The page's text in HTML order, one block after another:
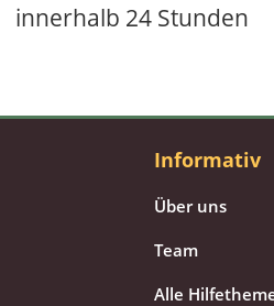
innerhalb 24 Stunden
Informativ
Über uns
Team
Alle